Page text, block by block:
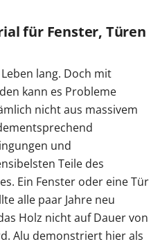
für Fenster, Türen
lang. Doch mit
kann es Probleme
nicht aus massivem
und
Teile des
Ein Fenster oder eine Tür
alle paar Jahre neu
Holz nicht auf Dauer von
Alu demonstriert hier als